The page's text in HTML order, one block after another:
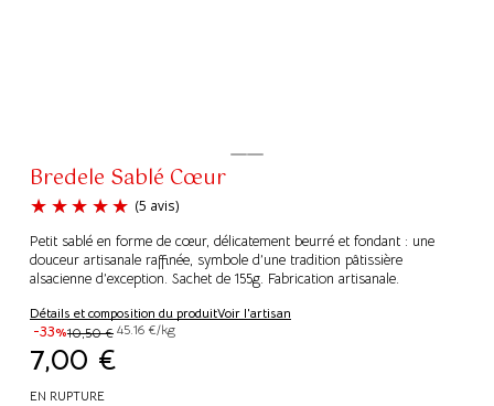
Bredele Sablé Cœur
(5 avis)
Petit sablé en forme de cœur, délicatement beurré et fondant : une
douceur artisanale raffinée, symbole d’une tradition pâtissière
alsacienne d’exception. Sachet de 155g. Fabrication artisanale.
Détails et composition du produitVoir l'artisan
-33%10,50€
7,00 €
45.16 €/kg
EN RUPTURE